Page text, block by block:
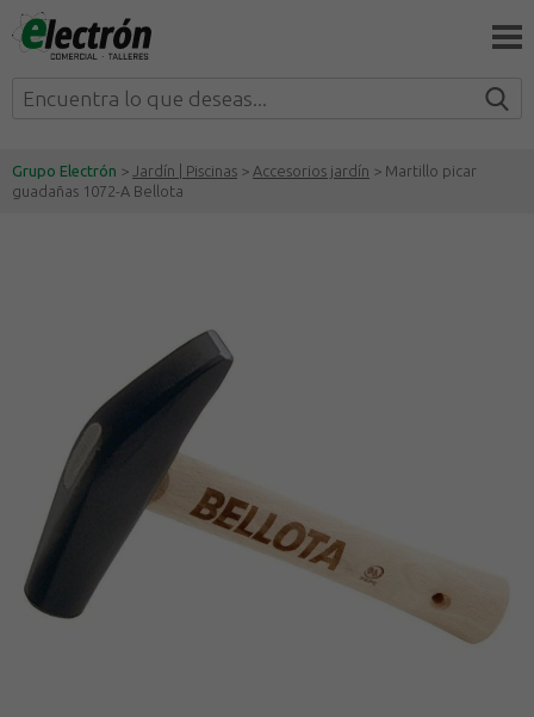
Grupo Electrón > Jardín | Piscinas > Accesorios jardín > Martillo picar
guadañas 1072-A Bellota